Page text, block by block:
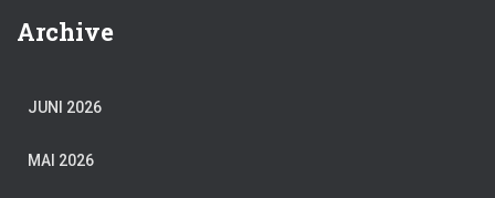
Archive
JUNI 2026
MAI 2026